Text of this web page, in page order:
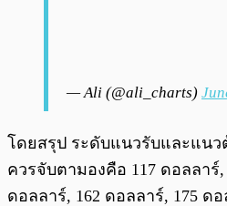
— Ali (@ali_charts)
โดยสรุป ระดับแนวรับและแนว
ควรจับตามองคือ 117 ดอลลาร์,
ดอลลาร์, 162 ดอลลาร์, 175 ด